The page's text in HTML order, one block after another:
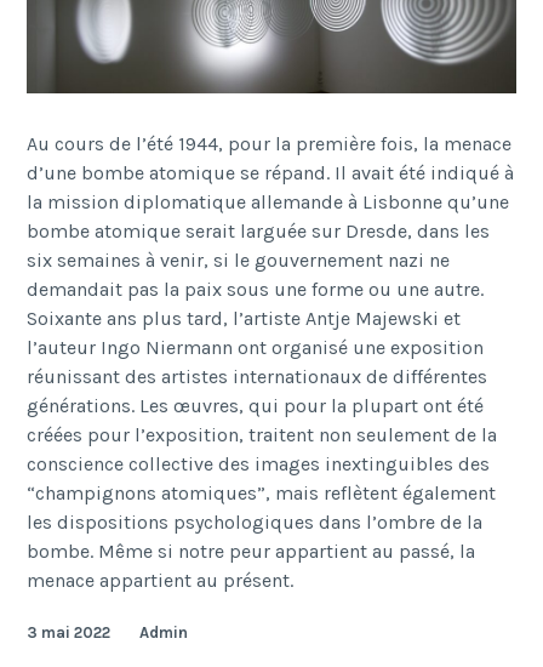
Au cours de l’été 1944, pour la première fois, la menace
d’une bombe atomique se répand. Il avait été indiqué à
la mission diplomatique allemande à Lisbonne qu’une
bombe atomique serait larguée sur Dresde, dans les
six semaines à venir, si le gouvernement nazi ne
demandait pas la paix sous une forme ou une autre.
Soixante ans plus tard, l’artiste Antje Majewski et
l’auteur Ingo Niermann ont organisé une exposition
réunissant des artistes internationaux de différentes
générations. Les œuvres, qui pour la plupart ont été
créées pour l’exposition, traitent non seulement de la
conscience collective des images inextinguibles des
“champignons atomiques”, mais reflètent également
les dispositions psychologiques dans l’ombre de la
bombe. Même si notre peur appartient au passé, la
menace appartient au présent.
3 mai 2022 Admin